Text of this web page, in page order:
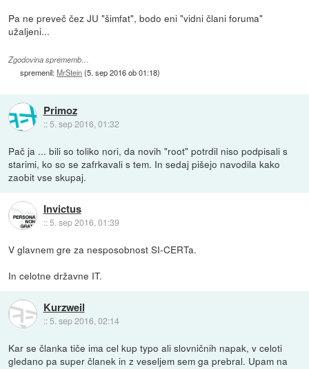
Pa ne preveč čez JU "šimfat", bodo eni "vidni člani foruma"
užaljeni...
Zgodovina sprememb…
spremenil:MrStein(5. sep 2016 ob 01:18)
Primoz
:: 5. sep 2016, 01:32
Pač ja ... bili so toliko nori, da novih "root" potrdil niso podpisali s
starimi, ko so se zafrkavali s tem. In sedaj pišejo navodila kako
zaobit vse skupaj.
Invictus
::5. sep 2016, 01:39
V glavnem gre za nesposobnost SI-CERTa.
In celotne državne IT.
Kurzweil
:: 5. sep 2016, 02:14
Kar se članka tiče ima cel kup typo ali slovničnih napak, v celoti
gledano pa super članek in z veseljem sem ga prebral. Upam na